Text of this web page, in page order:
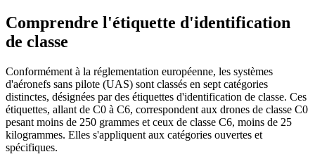
Comprendre l'étiquette d'identification
de classe
Conformément à la réglementation européenne, les systèmes
d'aéronefs sans pilote (UAS) sont classés en sept catégories
distinctes, désignées par des étiquettes d'identification de classe. Ces
étiquettes, allant de C0 à C6, correspondent aux drones de classe C0
pesant moins de 250 grammes et ceux de classe C6, moins de 25
kilogrammes. Elles s'appliquent aux catégories ouvertes et
spécifiques.